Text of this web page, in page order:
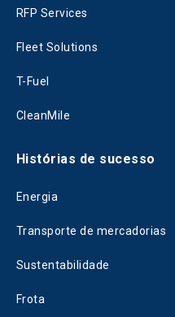
RFP Services
Fleet Solutions
T-Fuel
CleanMile
Histórias de sucesso
Energia
Transporte de mercadorias
Sustentabilidade
Frota